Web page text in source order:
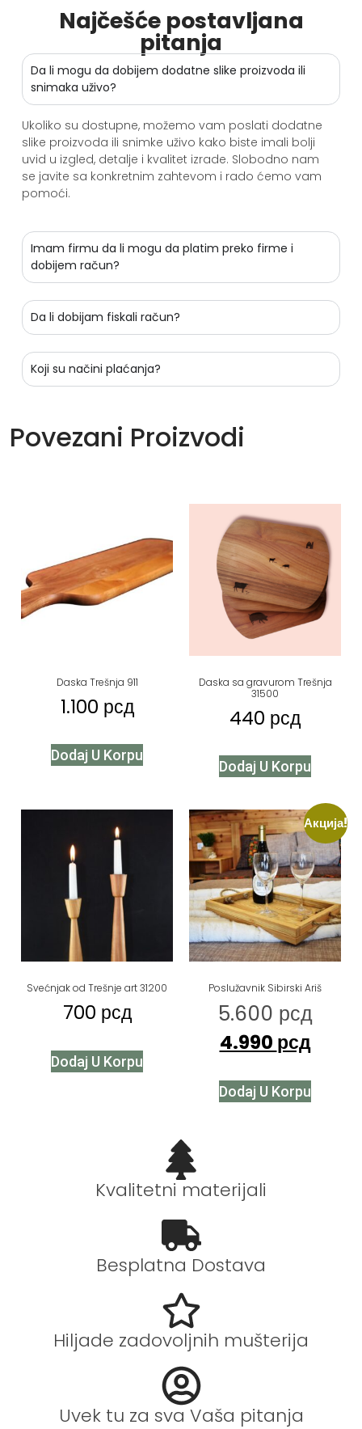
Najčešće postavljana
pitanja
Da li mogu da dobijem dodatne slike proizvoda ili
snimaka uživo?
Ukoliko su dostupne, možemo vam poslati dodatne
slike proizvoda ili snimke uživo kako biste imali bolji
uvid u izgled, detalje i kvalitet izrade. Slobodno nam
se javite sa konkretnim zahtevom i rado ćemo vam
pomoći.
Imam firmu da li mogu da platim preko firme i
dobijem račun?
Da li dobijam fiskali račun?
Koji su načini plaćanja?
Povezani Proizvodi
Daska Trešnja 911
1.100 рсд
Dodaj U Korpu
Daska sa gravurom Trešnja
31500
440 рсд
Dodaj U Korpu
Svećnjak od Trešnje art 31200
700 рсд
Dodaj U Korpu
Акција!
Poslužavnik Sibirski Ariš
5.600 рсд
4.990 рсд
Dodaj U Korpu
Kvalitetni materijali
Besplatna Dostava
Hiljade zadovoljnih mušterija
Uvek tu za sva Vaša pitanja